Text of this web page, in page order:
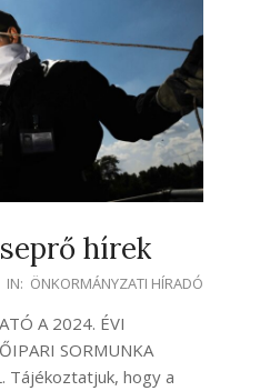
hírek
IN: ÖNKORMÁNYZATI HÍRADÓ
A 2024. ÉVI
SORMUNKA
Tájékoztatjuk, hogy a